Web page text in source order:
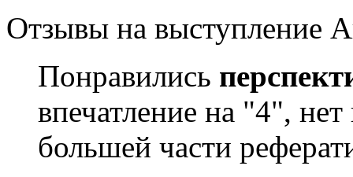
Отзывы на выступление
Понравились
впечатление на "4",
большей части